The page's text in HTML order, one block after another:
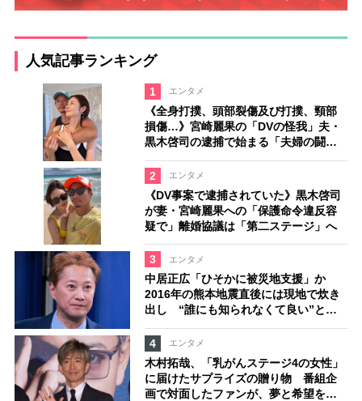
人気記事ランキング
1 エンタメ
《全身打撲、頭部裂傷及び打撲、頸部
損傷…》宮崎麗果の「DVの怪我」夫・
黒木啓司の逮捕で始まる「夫婦の闘
2
エンタメ
《DV事案で逮捕されていた》黒木啓司
が妻・宮崎麗果への「保護命令違反容
疑で」離婚協議は「第二ステージ」へ
3 エンタメ
中居正広「ひそかに被災地支援」か
2016年の熊本地震直後には現地で炊き
出し “誰にも知られなくて良い”と、
4
エンタメ
木村拓哉、「乳がんステージ4の女性」
に届けたサプライズの贈り物 番組企
画で対面したファンが、夢と希望を与